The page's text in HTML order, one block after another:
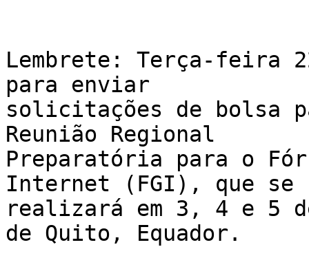
Lembrete: Terça-feira
para enviar
solicitações de bolsa
Reunião Regional
Preparatória para o
Internet (FGI), que se
realizará em 3, 4 e 5
de Quito, Equador.